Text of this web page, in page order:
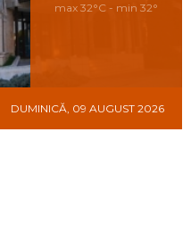
max 32°C - min 32°
DUMINICĂ, 09 AUGUST 2026